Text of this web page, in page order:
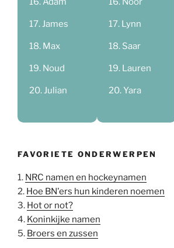
James
Max
Noud
Julian
Lynn
Saar
Lauren
Yara
FAVORIETE ONDERWERPEN
1. NRC namen en hockeynamen
2. Hoe BN'ers hun kinderen noemen
3. Hot or not?
4. Koninkijke namen
5. Broers en zussen